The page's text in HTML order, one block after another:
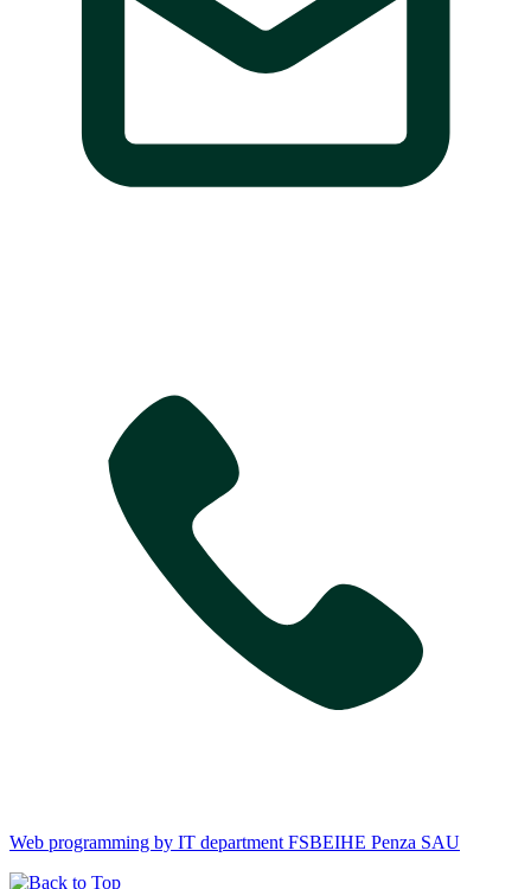
Web programming by IT department FSBEIHE Penza SAU